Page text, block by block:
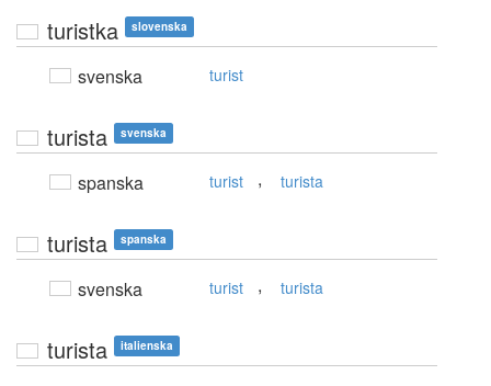
turistka slovenska
svenska turist
turista svenska
spanska turist , turista
turista spanska
svenska turist , turista
turista italienska